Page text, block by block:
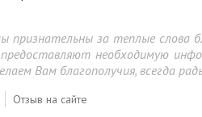
признательны за теплые
необходимую
Вам благополучия, всегда
Отзыв на сайте